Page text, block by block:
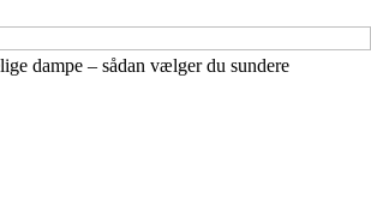
dampe – sådan vælger du sundere